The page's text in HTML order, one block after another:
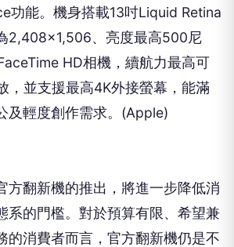
功能。機身搭載13吋Liquid Retina
2,408×1,506、亮度最高500尼
HD相機，續航力最高可
，並支援最高4K外接螢幕，能滿
及輕度創作需求。(Apple)
方翻新機的推出，將進一步降低消
系的門檻。對於預算有限、希望兼
的消費者而言，官方翻新機仍是不